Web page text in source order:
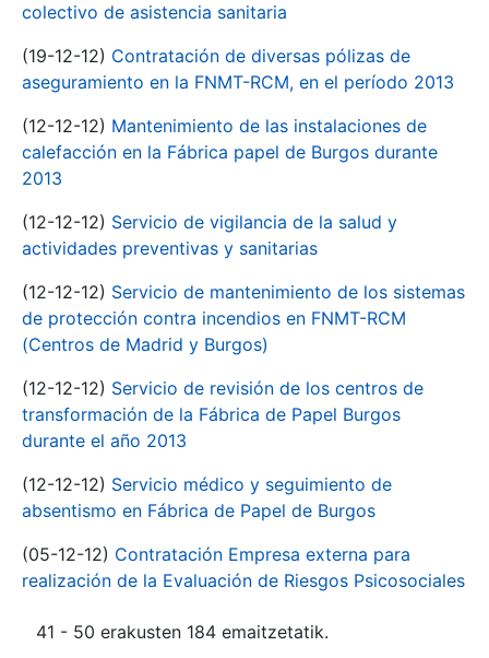
colectivo de asistencia sanitaria
(19-12-12) Contratación de diversas pólizas de
aseguramiento en la FNMT-RCM, en el período 2013
(12-12-12) Mantenimiento de las instalaciones de
calefacción en la Fábrica papel de Burgos durante
2013
(12-12-12) Servicio de vigilancia de la salud y
actividades preventivas y sanitarias
(12-12-12) Servicio de mantenimiento de los sistemas
de protección contra incendios en FNMT-RCM
(Centros de Madrid y Burgos)
(12-12-12) Servicio de revisión de los centros de
transformación de la Fábrica de Papel Burgos
durante el año 2013
(12-12-12) Servicio médico y seguimiento de
absentismo en Fábrica de Papel de Burgos
(05-12-12) Contratación Empresa externa para
realización de la Evaluación de Riesgos Psicosociales
41 - 50 erakusten 184 emaitzetatik.